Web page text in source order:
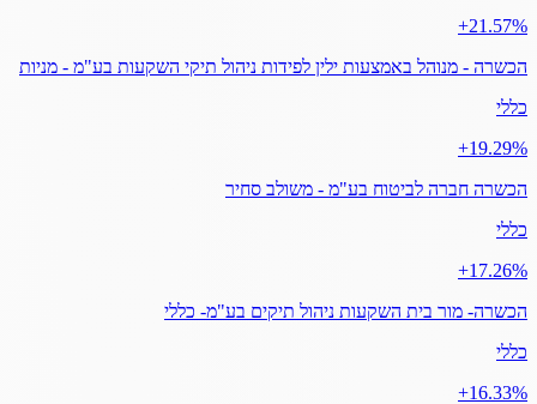
‎+21.57%
הכשרה - מנוהל באמצעות ילין לפידות ניהול תיקי השקעות בע"מ - מניות
כללי
‎+19.29%
הכשרה חברה לביטוח בע"מ - משולב סחיר
כללי
‎+17.26%
הכשרה- מור בית השקעות ניהול תיקים בע"מ- כללי
כללי
‎+16.33%